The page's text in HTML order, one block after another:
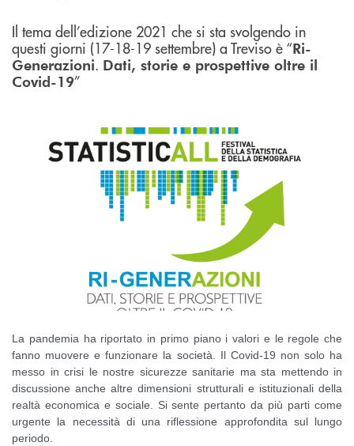
Il tema dell’edizione 2021 che si sta svolgendo in
questi giorni (17-18-19 settembre) a Treviso è “Ri-
Generazioni. Dati, storie e prospettive oltre il
Covid-19”
La pandemia ha riportato in primo piano i valori e le regole che
fanno muovere e funzionare la società. Il Covid-19 non solo ha
messo in crisi le nostre sicurezze sanitarie ma sta mettendo in
discussione anche altre dimensioni strutturali e istituzionali della
realtà economica e sociale. Si sente pertanto da più parti come
urgente la necessità di una riflessione approfondita sul lungo
periodo.